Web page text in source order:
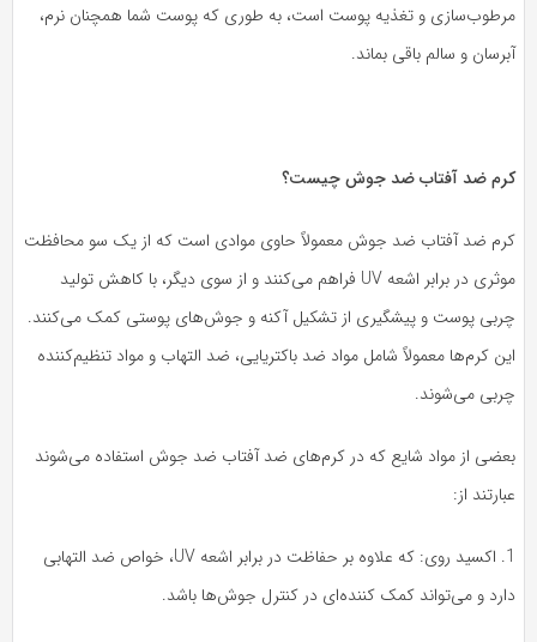
و تغذیه پوست است، به طوری که پوست شما همچنان نرم،
و سالم باقی بماند.
ضد آفتاب ضد جوش چیست؟
ضد آفتاب ضد جوش معمولاً حاوی موادی است که از یک سو محافظت
موثری در برابر اشعه UV فراهم می‌کنند و از سوی دیگر، با کاهش تولید
پوست و پیشگیری از تشکیل آکنه و جوش‌های پوستی کمک می‌کنند.
کرم‌ها معمولاً شامل مواد ضد باکتریایی، ضد التهاب و مواد تنظیم‌کننده
می‌شوند.
از مواد شایع که در کرم‌های ضد آفتاب ضد جوش استفاده می‌شوند
از:
1. اکسید روی: که علاوه بر حفاظت در برابر اشعه UV، خواص ضد التهابی
و می‌تواند کمک کننده‌ای در کنترل جوش‌ها باشد.